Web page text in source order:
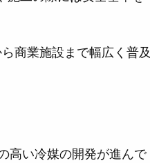
商業施設まで幅広く普及
高い冷媒の開発が進んで